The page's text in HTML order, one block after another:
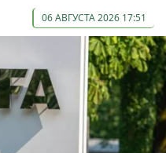
06 АВГУСТА 2026 17:51